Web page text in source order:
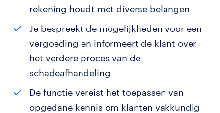
rekening houdt met diverse belangen
Je bespreekt de mogelijkheden voor een
vergoeding en informeert de klant over
het verdere proces van de
schadeafhandeling
De functie vereist het toepassen van
opgedane kennis om klanten vakkundig